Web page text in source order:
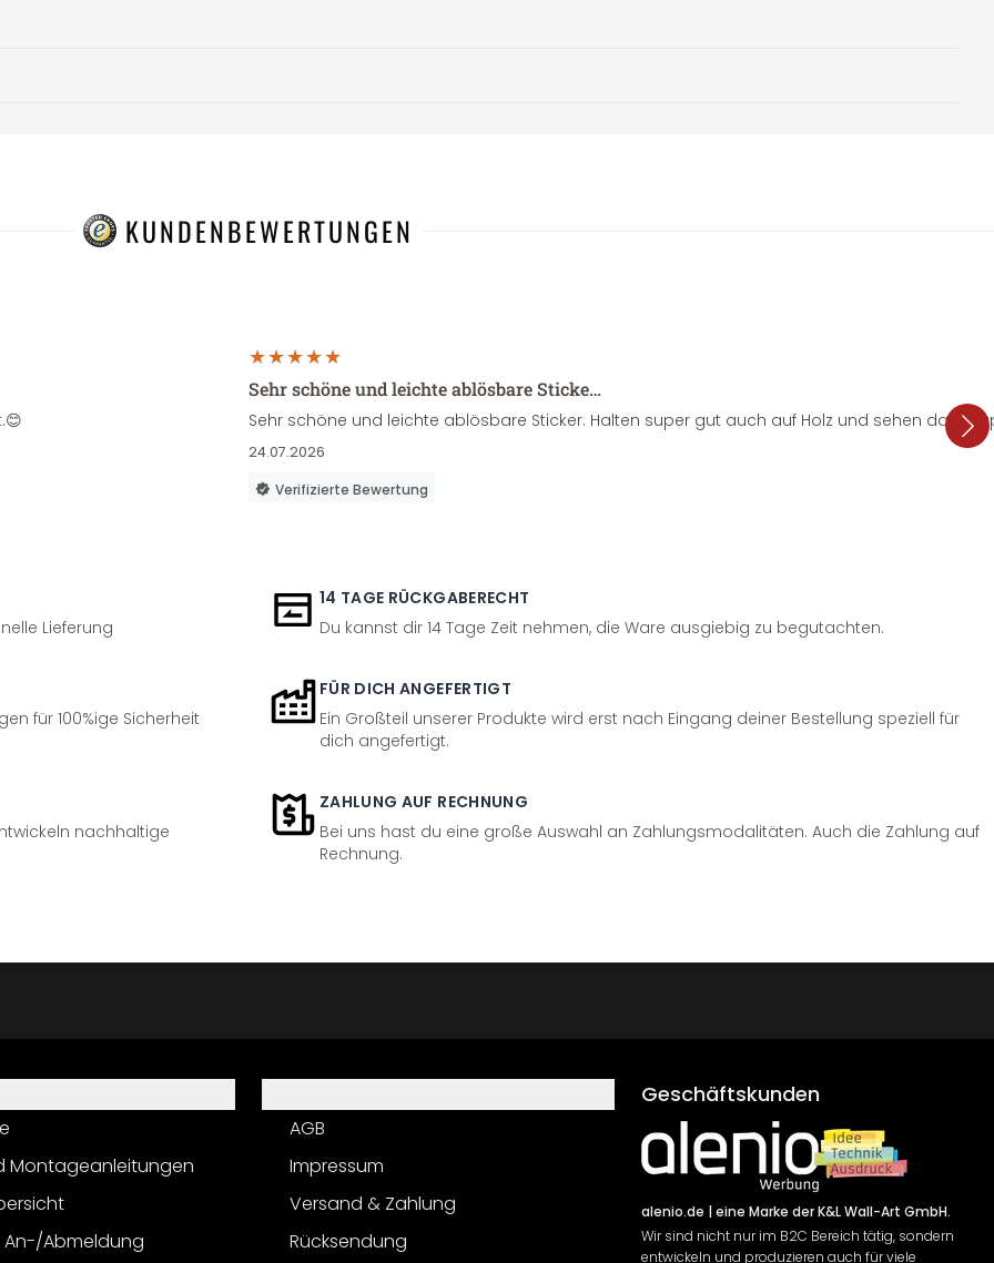
KUNDENBEWERTUNGEN
Sehr schöne und leichte ablösbare Sticke…
Sehr schöne und leichte ablösbare Sticker. Halten super gut auch auf Holz und sehen dazu
24.07.2026
Verifizierte Bewertung
Lieferung
14 TAGE RÜCKGABERECHT
Du kannst dir 14 Tage Zeit nehmen, die Ware ausgiebig zu begutachten.
für 100%ige Sicherheit
FÜR DICH ANGEFERTIGT
Ein Großteil unserer Produkte wird erst nach Eingang deiner Bestellung speziell für
dich angefertigt.
nachhaltige
ZAHLUNG AUF RECHNUNG
Bei uns hast du eine große Auswahl an Zahlungsmodalitäten. Auch die Zahlung auf
Rechnung.
Montageanleitungen
An-/Abmeldung
AGB
Impressum
Versand & Zahlung
Rücksendung
Geschäftskunden
alenio.de | eine Marke der K&L Wall-Art GmbH.
Wir sind nicht nur im B2C Bereich tätig, sondern
entwickeln und produzieren auch für viele